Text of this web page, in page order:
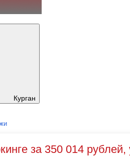
Курган
за 350 014